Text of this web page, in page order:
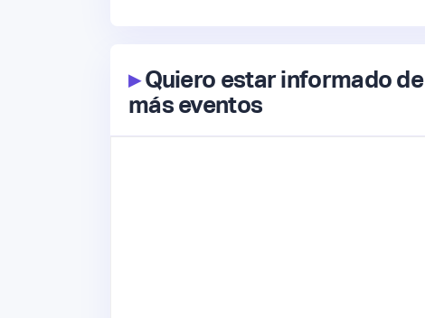
▸Quiero estar informado de
más eventos